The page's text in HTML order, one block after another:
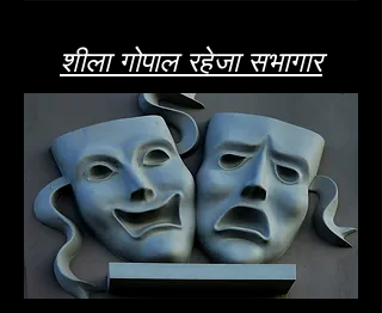
शीला गोपाल रहेजा सभागार